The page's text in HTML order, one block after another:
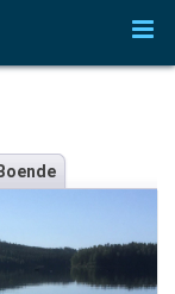
Boende